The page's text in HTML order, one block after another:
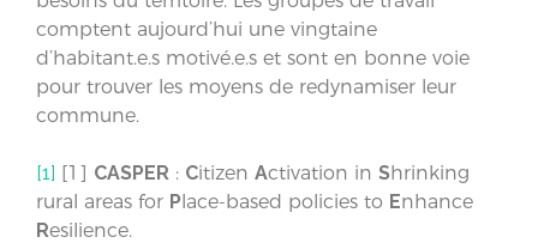
comptent aujourd’hui une vingtaine
d’habitant.e.s motivé.e.s et sont en bonne voie
pour trouver les moyens de redynamiser leur
commune.
[1] [1] CASPER : Citizen Activation in Shrinking
rural areas for Place-based policies to Enhance
Resilience.